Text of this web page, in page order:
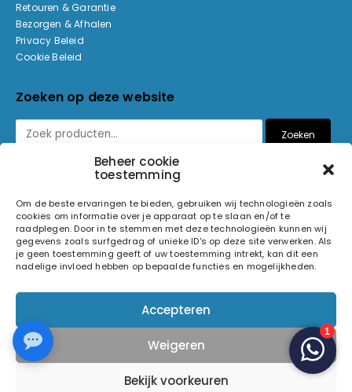
Beheer cookie
toestemming
Om de beste ervaringen te bieden, gebruiken wij technologieën zoals
cookies om informatie over je apparaat op te slaan en/of te
raadplegen. Door in te stemmen met deze technologieën kunnen wij
gegevens zoals surfgedrag of unieke ID's op deze site verwerken. Als
je geen toestemming geeft of uw toestemming intrekt, kan dit een
nadelige invloed hebben op bepaalde functies en mogelijkheden.
Accepteren
Weigeren
Bekijk voorkeuren
Retouren & Garantie
Bezorgen & Afhalen
Privacy Beleid
Cookie Beleid
Zoeken op deze website
Zoeken
© 2026 Light and Sound Factory. Alle rechten voorbehouden.
Volg ons op